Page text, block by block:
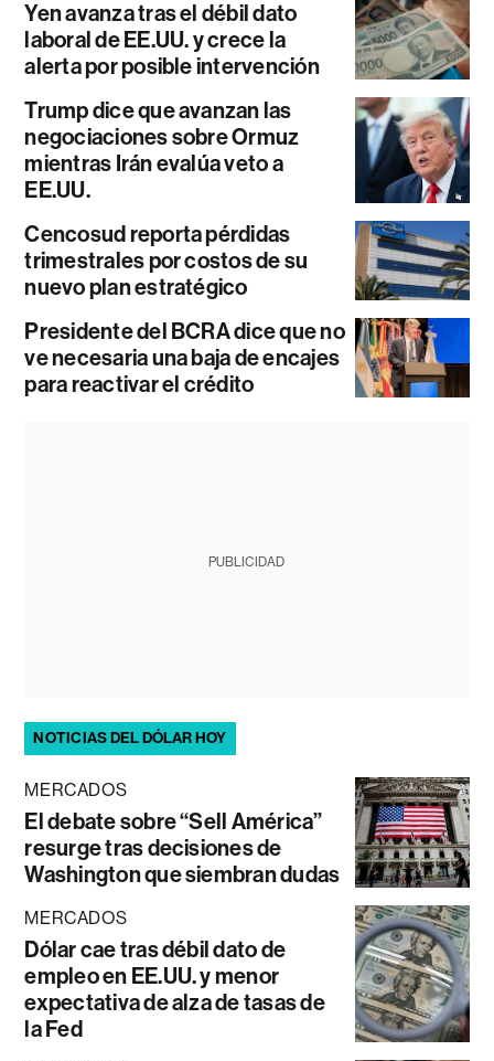
Yen avanza tras el débil dato
laboral de EE.UU. y crece la
alerta por posible intervención
Trump dice que avanzan las
negociaciones sobre Ormuz
mientras Irán evalúa veto a
EE.UU.
Cencosud reporta pérdidas
trimestrales por costos de su
nuevo plan estratégico
Presidente del BCRA dice que no
ve necesaria una baja de encajes
para reactivar el crédito
PUBLICIDAD
NOTICIAS DEL DÓLAR HOY
MERCADOS
El debate sobre “Sell América”
resurge tras decisiones de
Washington que siembran dudas
MERCADOS
Dólar cae tras débil dato de
empleo en EE.UU. y menor
expectativa de alza de tasas de
la Fed